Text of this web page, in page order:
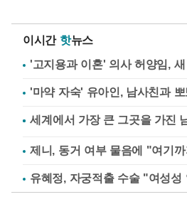
이시간 핫뉴스
'고지용과 이혼' 의사 허양임,
'마약 자숙' 유아인, 남사친과
제니, 동거 여부 물음에 "여기
유혜정, 자궁적출 수술 "여성